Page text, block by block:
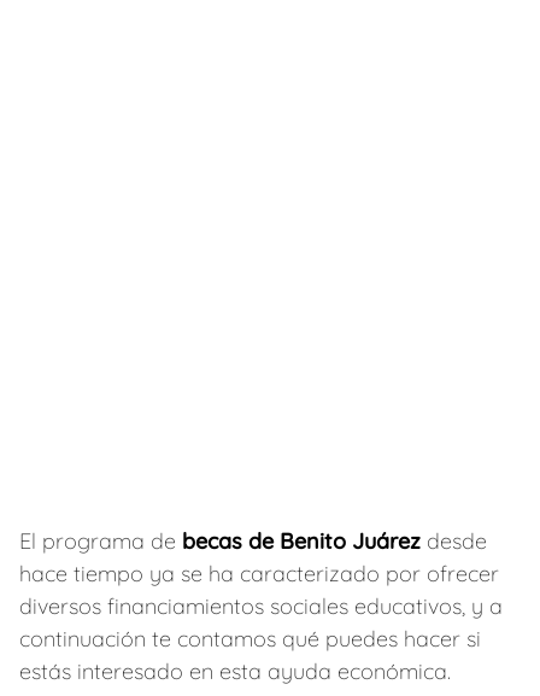
El programa de becas de Benito Juárez desde
hace tiempo ya se ha caracterizado por ofrecer
diversos financiamientos sociales educativos, y a
continuación te contamos qué puedes hacer si
estás interesado en esta ayuda económica.